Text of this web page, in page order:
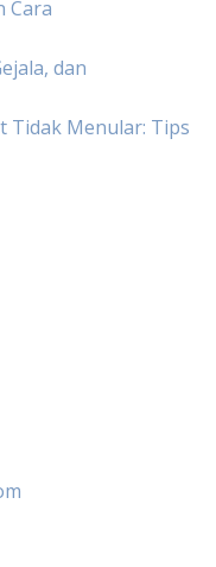
Cara
dan
Tidak Menular: Tips